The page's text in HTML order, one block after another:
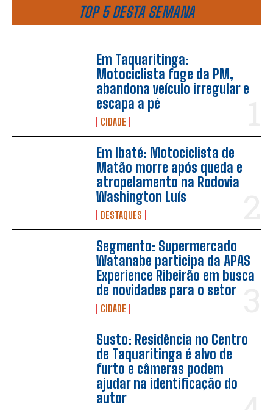
TOP 5 DESTA SEMANA
Em Taquaritinga:
Motociclista foge da PM,
abandona veículo irregular e
escapa a pé
CIDADE
Em Ibaté: Motociclista de
Matão morre após queda e
atropelamento na Rodovia
Washington Luís
DESTAQUES
Segmento: Supermercado
Watanabe participa da APAS
Experience Ribeirão em busca
de novidades para o setor
CIDADE
Susto: Residência no Centro
de Taquaritinga é alvo de
furto e câmeras podem
ajudar na identificação do
autor